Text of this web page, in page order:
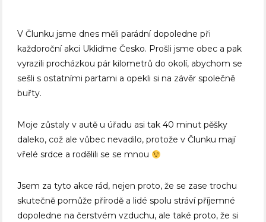
V Člunku jsme dnes měli parádní dopoledne při
každoroční akci Ukliďme Česko. Prošli jsme obec a pak
vyrazili procházkou pár kilometrů do okolí, abychom se
sešli s ostatními partami a opekli si na závěr společně
buřty.
Moje zůstaly v autě u úřadu asi tak 40 minut pěšky
daleko, což ale vůbec nevadilo, protože v Člunku mají
vřelé srdce a rodělili se se mnou
Jsem za tyto akce rád, nejen proto, že se zase trochu
skutečně pomůže přírodě a lidé spolu stráví příjemné
dopoledne na čerstvém vzduchu, ale také proto, že si